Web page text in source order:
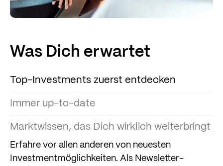
Was Dich erwartet
Top-Investments zuerst entdecken
Immer up-to-date
Marktwissen, das Dich wirklich weiterbringt
Erfahre vor allen anderen von neuesten
Investmentmöglichkeiten. Als Newsletter-